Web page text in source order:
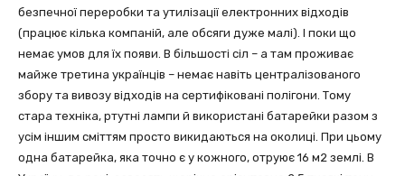
безпечної переробки та утилізації електронних відходів
(працює кілька компаній, але обсяги дуже малі). І поки що
немає умов для їх появи. В більшості сіл – а там проживає
майже третина українців – немає навіть централізованого
збору та вивозу відходів на сертифіковані полігони. Тому
стара техніка, ртутні лампи й використані батарейки разом з
усім іншим сміттям просто викидаються на околиці. При цьому
одна батарейка, яка точно є у кожного, отруює 16 м2 землі. В